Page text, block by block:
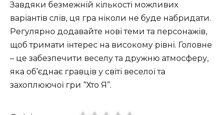
Завдяки безмежній кількості можливих
варіантів слів, ця гра ніколи не буде набридати.
Регулярно додавайте нові теми та персонажів,
щоб тримати інтерес на високому рівні. Головне
– це забезпечити веселу та дружню атмосферу,
яка об’єднає гравців у світі веселої та
захоплюючої гри “Хто Я”.